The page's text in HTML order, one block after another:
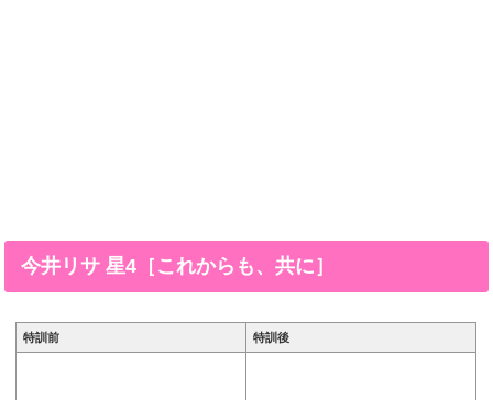
今井リサ 星4［これからも、共に］
特訓前 特訓後